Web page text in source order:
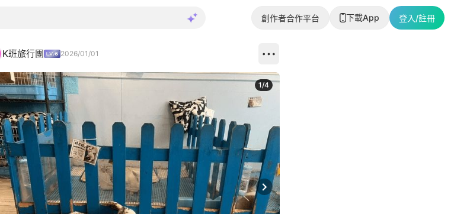
創作者合作平台 下載App 登入/註冊
K班旅行團 2026/01/01
Next slide
1/4